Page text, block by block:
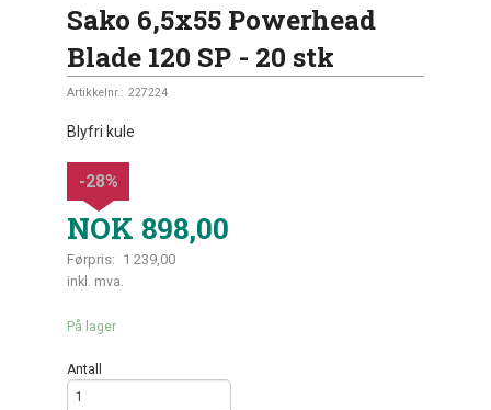
Sako 6,5x55 Powerhead
Blade 120 SP - 20 stk
Artikkelnr.: 227224
Blyfri kule
NOK 898,00
Førpris: 1 239,00
Rabatt
-28%
inkl. mva.
På lager
Antall